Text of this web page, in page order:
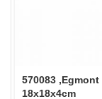
570083 ,Egmont
18x18x4cm